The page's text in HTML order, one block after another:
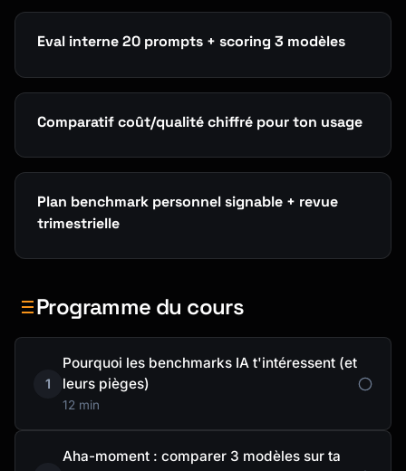
Eval interne 20 prompts + scoring 3 modèles
Comparatif coût/qualité chiffré pour ton usage
Plan benchmark personnel signable + revue
trimestrielle
Programme du cours
1
Pourquoi les benchmarks IA t'intéressent (et
leurs pièges)
12 min
Aha-moment : comparer 3 modèles sur ta